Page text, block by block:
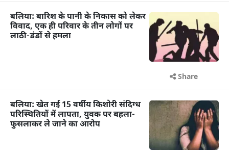
बलिया: बारिश के पानी के निकास को लेकर
विवाद, एक ही परिवार के तीन लोगों पर
लाठी-डंडों से हमला
Share
बलिया: खेत गई 15 वर्षीय किशोरी संदिग्ध
परिस्थितियों में लापता, युवक पर बहला-
फुसलाकर ले जाने का आरोप